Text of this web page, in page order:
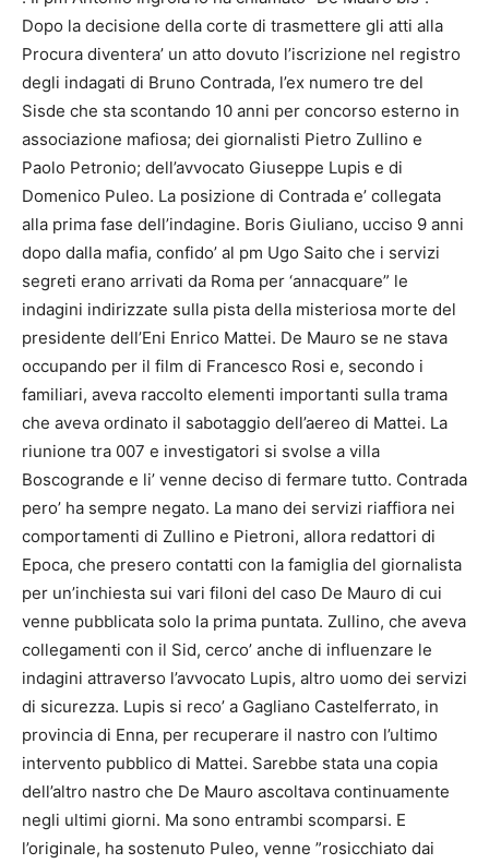
Dopo la decisione della corte di trasmettere gli atti alla
Procura diventera’ un atto dovuto l’iscrizione nel registro
degli indagati di Bruno Contrada, l’ex numero tre del
Sisde che sta scontando 10 anni per concorso esterno in
associazione mafiosa; dei giornalisti Pietro Zullino e
Paolo Petronio; dell’avvocato Giuseppe Lupis e di
Domenico Puleo. La posizione di Contrada e’ collegata
alla prima fase dell’indagine. Boris Giuliano, ucciso 9 anni
dopo dalla mafia, confido’ al pm Ugo Saito che i servizi
segreti erano arrivati da Roma per ‘annacquare” le
indagini indirizzate sulla pista della misteriosa morte del
presidente dell’Eni Enrico Mattei. De Mauro se ne stava
occupando per il film di Francesco Rosi e, secondo i
familiari, aveva raccolto elementi importanti sulla trama
che aveva ordinato il sabotaggio dell’aereo di Mattei. La
riunione tra 007 e investigatori si svolse a villa
Boscogrande e li’ venne deciso di fermare tutto. Contrada
pero’ ha sempre negato. La mano dei servizi riaffiora nei
comportamenti di Zullino e Pietroni, allora redattori di
Epoca, che presero contatti con la famiglia del giornalista
per un’inchiesta sui vari filoni del caso De Mauro di cui
venne pubblicata solo la prima puntata. Zullino, che aveva
collegamenti con il Sid, cerco’ anche di influenzare le
indagini attraverso l’avvocato Lupis, altro uomo dei servizi
di sicurezza. Lupis si reco’ a Gagliano Castelferrato, in
provincia di Enna, per recuperare il nastro con l’ultimo
intervento pubblico di Mattei. Sarebbe stata una copia
dell’altro nastro che De Mauro ascoltava continuamente
negli ultimi giorni. Ma sono entrambi scomparsi. E
l’originale, ha sostenuto Puleo, venne ”rosicchiato dai